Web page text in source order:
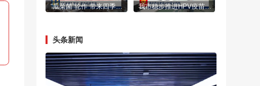
“瓜菜菌”轮作 带来四季丰收 我市稳步推进HPV疫苗接种
头条新闻